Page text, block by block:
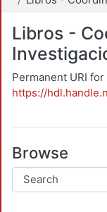
Libros -
Permanent URI
https://
Browse